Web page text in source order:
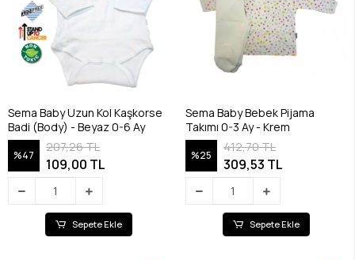
Sema Baby Uzun Kol Kaşkorse
Badi (Body) - Beyaz 0-6 Ay
%47
207,26 TL
109,00 TL
Sepete Ekle
Sema Baby Bebek Pijama
Takımı 0-3 Ay - Krem
%25
412,70 TL
309,53 TL
Sepete Ekle